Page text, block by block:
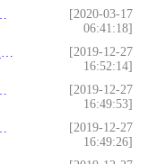
[2020-03-17
06:41:18]
[2019-12-27
16:52:14]
[2019-12-27
16:49:53]
[2019-12-27
16:49:26]